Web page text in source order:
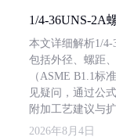
1/4-36UNS-2A
本文详细解析1/4-
包括外径、螺距
（ASME B1.1标
见疑问，通过公
附加工艺建议与扩
2026年8月4日